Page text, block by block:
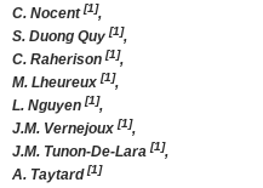
C. Nocent[1],
S. Duong Quy [1],
C. Raherison [1],
M. Lheureux [1],
L. Nguyen [1],
J.M. Vernejoux [1],
J.M. Tunon-De-Lara [1],
A. Taytard[1]